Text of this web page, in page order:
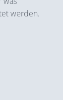
werden.